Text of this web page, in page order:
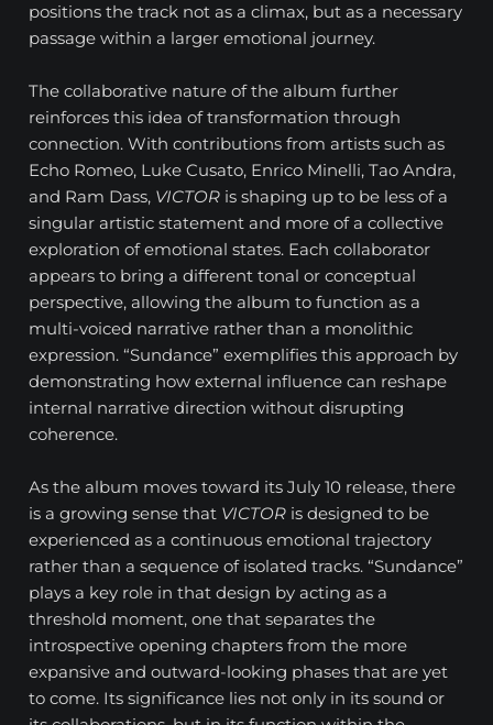
positions the track not as a climax, but as a necessary
passage within a larger emotional journey.
The collaborative nature of the album further
reinforces this idea of transformation through
connection. With contributions from artists such as
Echo Romeo, Luke Cusato, Enrico Minelli, Tao Andra,
and Ram Dass, VICTOR is shaping up to be less of a
singular artistic statement and more of a collective
exploration of emotional states. Each collaborator
appears to bring a different tonal or conceptual
perspective, allowing the album to function as a
multi-voiced narrative rather than a monolithic
expression. “Sundance” exemplifies this approach by
demonstrating how external influence can reshape
internal narrative direction without disrupting
coherence.
As the album moves toward its July 10 release, there
is a growing sense that VICTOR is designed to be
experienced as a continuous emotional trajectory
rather than a sequence of isolated tracks. “Sundance”
plays a key role in that design by acting as a
threshold moment, one that separates the
introspective opening chapters from the more
expansive and outward-looking phases that are yet
to come. Its significance lies not only in its sound or